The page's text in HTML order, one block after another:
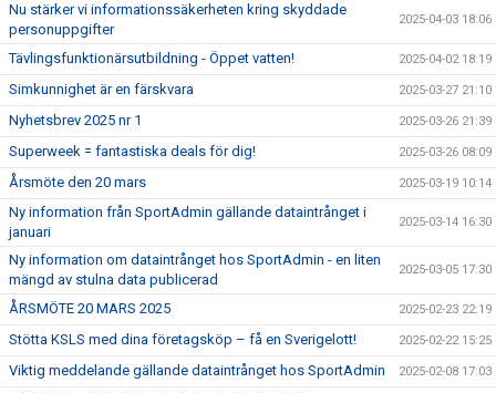
Nu stärker vi informationssäkerheten kring skyddade
personuppgifter
2025-04-03 18:06
Tävlingsfunktionärsutbildning - Öppet vatten! 2025-04-02 18:19
Simkunnighet är en färskvara 2025-03-27 21:10
Nyhetsbrev 2025 nr 1 2025-03-26 21:39
Superweek = fantastiska deals för dig! 2025-03-26 08:09
Årsmöte den 20 mars 2025-03-19 10:14
Ny information från SportAdmin gällande dataintrånget i
januari
2025-03-14 16:30
Ny information om dataintrånget hos SportAdmin - en liten
mängd av stulna data publicerad
2025-03-05 17:30
ÅRSMÖTE 20 MARS 2025 2025-02-23 22:19
Stötta KSLS med dina företagsköp – få en Sverigelott! 2025-02-22 15:25
Viktig meddelande gällande dataintrånget hos SportAdmin 2025-02-08 17:03